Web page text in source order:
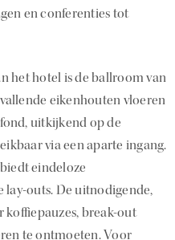
en conferenties tot
het hotel is de ballroom van
eikenhouten vloeren
uitkijkend op de
via een aparte ingang.
eindeloze
outs. De uitnodigende,
koffiepauzes, break-out
te ontmoeten. Voor